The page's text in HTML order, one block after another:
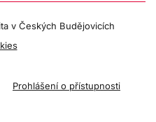
v Českých Budějovicích
Prohlášení o přístupnosti